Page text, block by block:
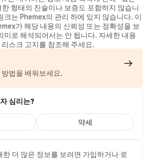
형태의 진술이나 보증도 포함하지 않습니
크는 Phemex의 관리 하에 있지 않습니다. 이
가 해당 내용의 신뢰성 또는 정확성을 보
미로 해석되어서는 안 됩니다. 자세한 내용
스크 고지를 참조해 주세요.
방법을 배워보세요.
심리는?
약세
더 많은 정보를 보려면 가입하거나 로